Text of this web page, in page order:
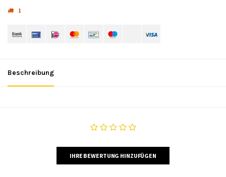
1
Beschreibung
IHRE BEWERTUNG HINZUFÜGEN